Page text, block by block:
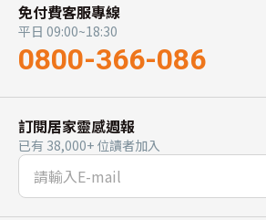
免付費客服專線
平日 09:00~18:30
0800-366-086
訂閱居家靈感週報
已有 38,000+ 位讀者加入